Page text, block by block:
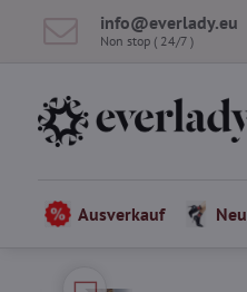
info​​@everlady​​.eu
Non stop ( 24/7 )
Ausverkauf Neu